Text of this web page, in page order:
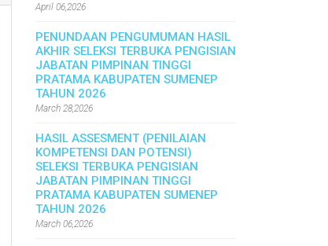
April 06,2026
PENUNDAAN PENGUMUMAN HASIL
AKHIR SELEKSI TERBUKA PENGISIAN
JABATAN PIMPINAN TINGGI
PRATAMA KABUPATEN SUMENEP
TAHUN 2026
March 28,2026
HASIL ASSESMENT (PENILAIAN
KOMPETENSI DAN POTENSI)
SELEKSI TERBUKA PENGISIAN
JABATAN PIMPINAN TINGGI
PRATAMA KABUPATEN SUMENEP
TAHUN 2026
March 06,2026